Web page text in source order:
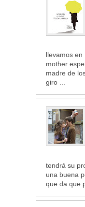
llevamos en
mother
madre de
giro ...
tendrá su
una buena
que da que